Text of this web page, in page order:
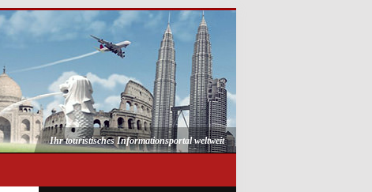
Ihr touristisches Informationsportal weltweit